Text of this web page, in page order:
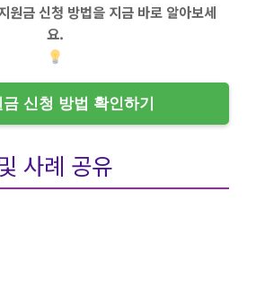
원금 신청 방법을 지금 바로 알아보세
요.
금 신청 방법 확인하기
사례 공유